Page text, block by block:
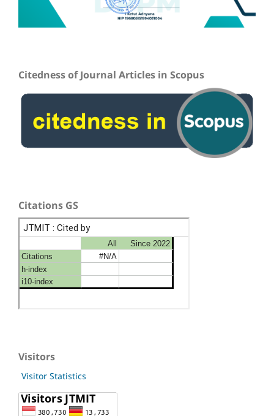
Citedness of Journal Articles in Scopus
Citations GS
Visitors
Visitor Statistics